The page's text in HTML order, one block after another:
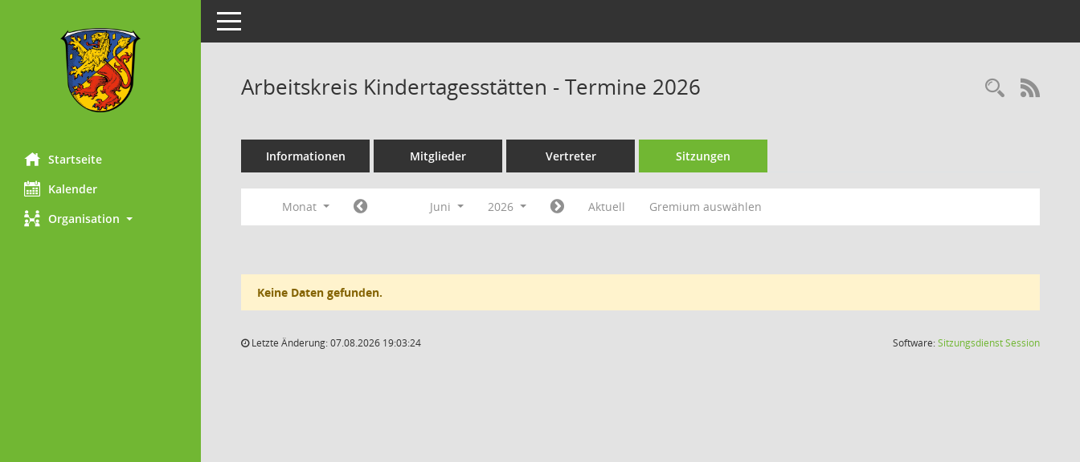
Startseite
Kalender
Organisation
Toggle navigation
Arbeitskreis Kindertagesstätten - Termine 2026
Informationen Mitglieder Vertreter Sitzungen
Monat Juni 2026 Aktuell Gremium auswählen
Keine Daten gefunden.
Letzte Änderung: 07.08.2026 19:03:24 Software:SitzungsdienstSession(Wird in